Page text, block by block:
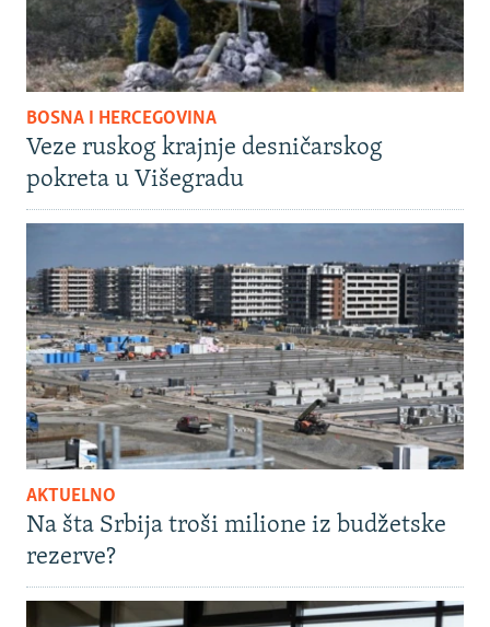
BOSNA I HERCEGOVINA
Veze ruskog krajnje desničarskog
pokreta u Višegradu
AKTUELNO
Na šta Srbija troši milione iz budžetske
rezerve?